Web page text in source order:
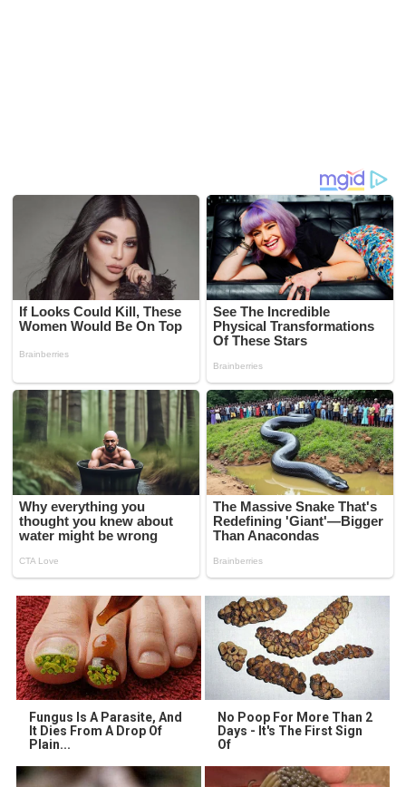
Fungus Is A Parasite, And
It Dies From A Drop Of
Plain...
No Poop For More Than 2
Days - It's The First Sign
Of